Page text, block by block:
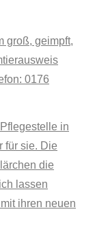
groß, geimpft,
0176
in
für sie. Die
die
lassen
ihren neuen